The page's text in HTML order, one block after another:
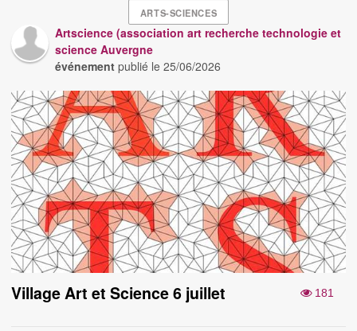
ARTS-SCIENCES
Artscience (association art recherche technologie et
science Auvergne
événement publié le25/06/2026
181
Village Art et Science 6 juillet